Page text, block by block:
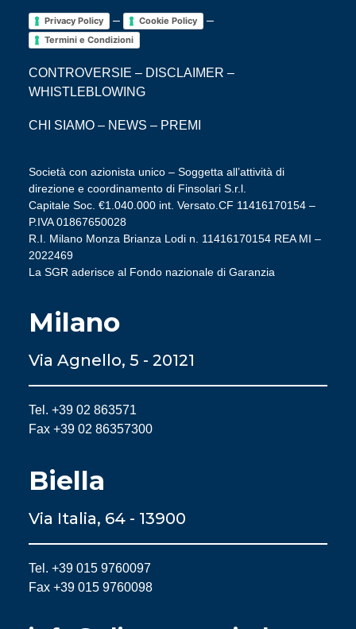
Privacy Policy – Cookie Policy –
Termini e Condizioni
CONTROVERSIE – DISCLAIMER –
WHISTLEBLOWING
CHI SIAMO – NEWS – PREMI
Società con azionista unico – Soggetta all’attività di
direzione e coordinamento di Finsolari S.r.l.
Capitale Soc. €1.040.000 int. Versato.CF 11416170154 –
P.IVA 01867650028
R.I. Milano Monza Brianza Lodi n. 11416170154 REA MI –
2022469
La SGR aderisce al Fondo nazionale di Garanzia
Milano
Via Agnello, 5 - 20121
Tel. +39 02 863571
Fax +39 02 86357300
Biella
Via Italia, 64 - 13900
Tel. +39 015 9760097
Fax +39 015 9760098